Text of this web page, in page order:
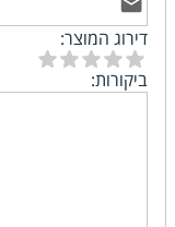
דירוג המוצר:
ביקורות: